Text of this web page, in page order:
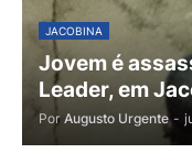
JACOBINA
Jovem é
Leader, em
Por Augusto Urgente -